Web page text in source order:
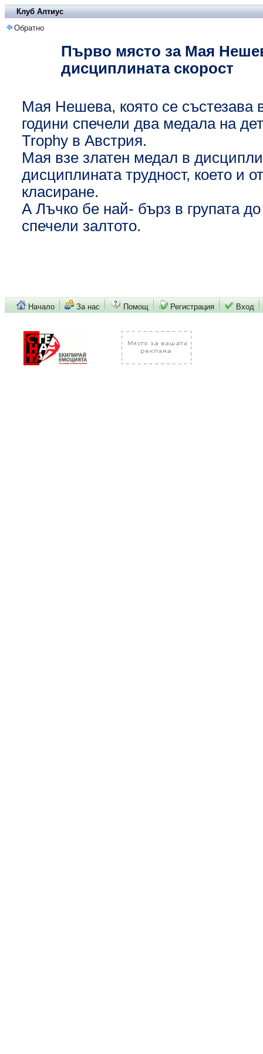
Клуб Алтиус
Обратно
Първо място за Мая
дисциплината скорост
Мая Нешева, която се състезава
години спечели два медала на
Trophy в Австрия.
Мая взе златен медал в
дисциплината трудност, което и
класиране.
А Лъчко бе най- бърз в групата
спечели залтото.
Начало За нас Помощ Регистрация Вход